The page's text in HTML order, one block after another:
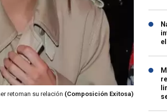
retoman su relación (Composición Exitosa)